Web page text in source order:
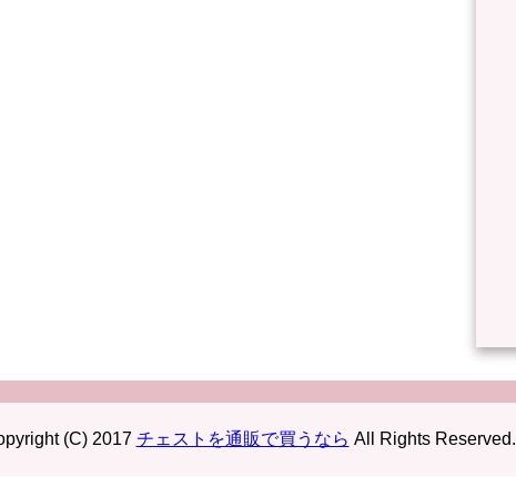
(C) 2017 チェストを通販で買うなら All Rights Reserved.